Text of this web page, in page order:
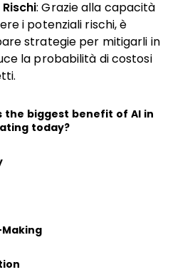
: Grazie alla capacità
i potenziali rischi, è
strategie per mitigarli in
la probabilità di costosi
the biggest benefit of AI in
today?